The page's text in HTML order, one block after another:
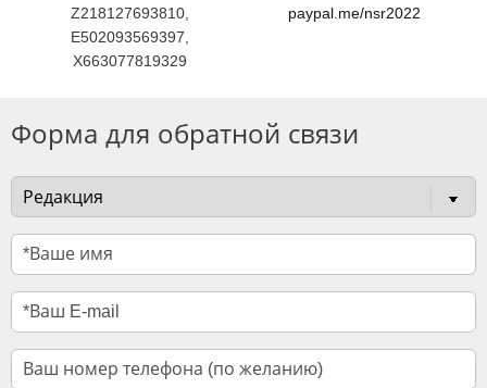
Z218127693810,
E502093569397,
X663077819329
paypal.me/nsr2022
Форма для обратной связи